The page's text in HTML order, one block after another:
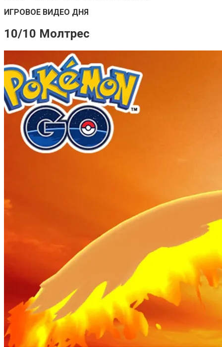
ИГРОВОЕ ВИДЕО ДНЯ
10/10 Молтрес